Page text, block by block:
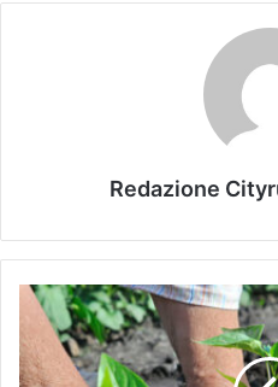
Redazione